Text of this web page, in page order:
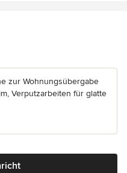
5 Sternen
zur Wohnungsübergabe
Verputzarbeiten für glatte